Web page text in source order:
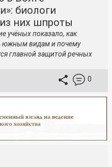
биологи
них шпроты
учёных показало, как
южным видам и почему
главной защитой речных
0